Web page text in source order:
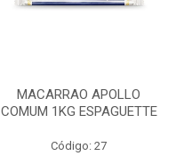
MACARRAO APOLLO
COMUM 1KG ESPAGUETTE
Código: 27